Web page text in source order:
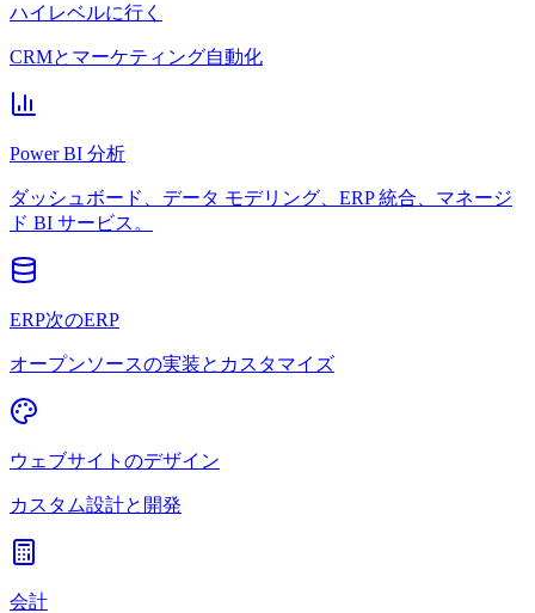
ハイレベルに行く
CRMとマーケティング自動化
Power BI 分析
ダッシュボード、データ モデリング、ERP 統合、マネージ
ド BI サービス。
ERP次のERP
オープンソースの実装とカスタマイズ
ウェブサイトのデザイン
カスタム設計と開発
会計